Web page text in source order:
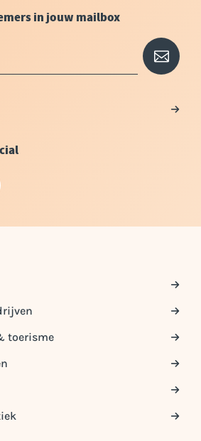
in jouw mailbox
toerisme